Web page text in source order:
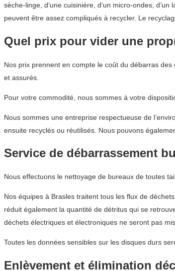
sèche-linge, d’une cuisinière, d’un micro-ondes,
peuvent être assez compliqués à recycler. Le
Quel prix pour vider une
Nos prix prennent en compte le coût du débarras
et assurés.
Pour votre commodité, nous sommes à votre
Nous sommes une entreprise respectueuse de
ensuite recyclés ou réutilisés. Nous pouvons
Service de débarrassement
Nous effectuons le nettoyage de bureaux de toutes
Nos équipes à Brasles traitent tous les flux de
réduit également la quantité de détritus qui se
déchets électriques et électroniques ne seront pas
Toutes les données sensibles sur les disques durs
Enlèvement et élimination